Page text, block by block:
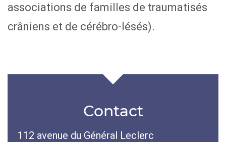
associations de familles de traumatisés
crâniens et de cérébro-lésés).
Contact
112 avenue du Général Leclerc